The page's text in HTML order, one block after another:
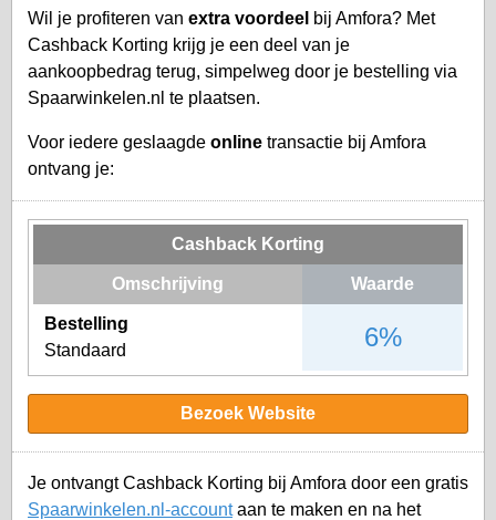
Wil je profiteren van extra voordeel bij Amfora? Met
Cashback Korting krijg je een deel van je
aankoopbedrag terug, simpelweg door je bestelling via
Spaarwinkelen.nl te plaatsen.
Voor iedere geslaagde online transactie bij Amfora
ontvang je:
Cashback Korting
Omschrijving Waarde
Bestelling
Standaard
6%
Bezoek Website
Je ontvangt Cashback Korting bij Amfora door een gratis
Spaarwinkelen.nl-accountaan te maken en na het